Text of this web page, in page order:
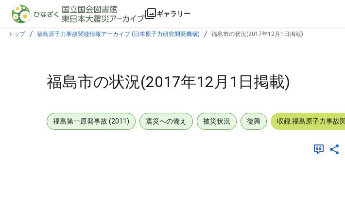
本文に飛ぶ
ギャラリー
トップ 福島原子力事故関連情報アーカイブ (日本原子力研究開発機構) 福島市の状況(2017年12月1日掲載)
福島市の状況(2017年12月1日掲載)
福島第一原発事故 (2011) 震災への備え 被災状況 復興 収録:福島原子力事故